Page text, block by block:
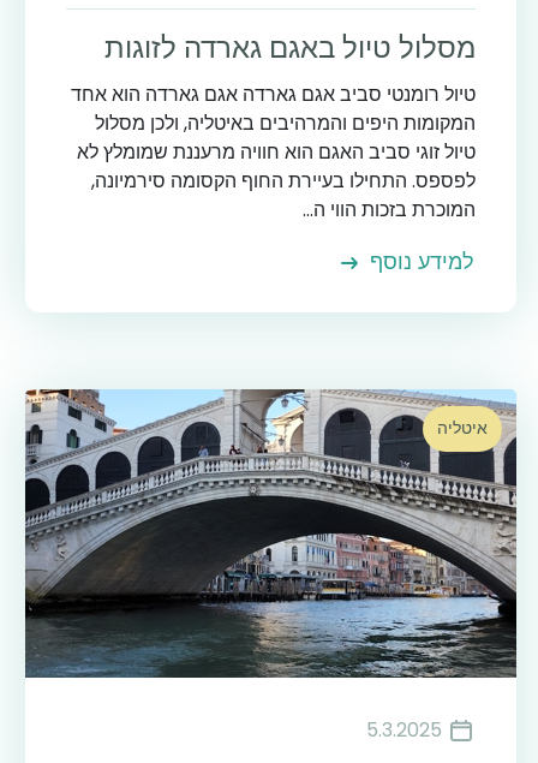
מסלול טיול באגם גארדה לזוגות
טיול רומנטי סביב אגם גארדה אגם גארדה הוא אחד
המקומות היפים והמרהיבים באיטליה, ולכן מסלול
טיול זוגי סביב האגם הוא חוויה מרעננת שמומלץ לא
לפספס. התחילו בעיירת החוף הקסומה סירמיונה,
המוכרת בזכות הווי ה...
למידע נוסף
איטליה
5.3.2025